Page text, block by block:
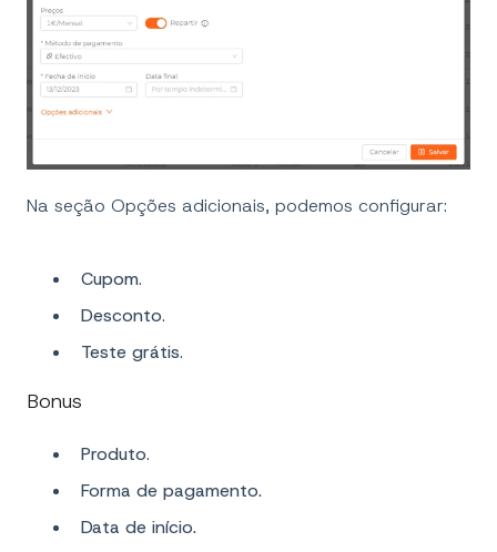
Na seção Opções adicionais, podemos configurar:
Cupom.
Desconto.
Teste grátis.
Bonus
Produto.
Forma de pagamento.
Data de início.